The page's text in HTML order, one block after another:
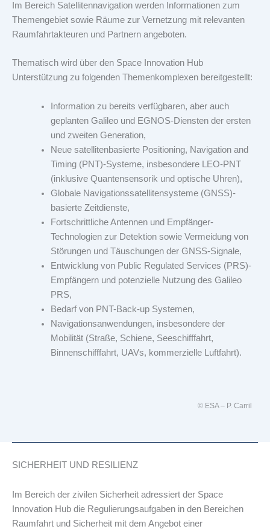
Im Bereich Satellitennavigation werden Informationen zum
Themengebiet sowie Räume zur Vernetzung mit relevanten
Raumfahrtakteuren und Partnern angeboten.
Thematisch wird über den Space Innovation Hub
Unterstützung zu folgenden Themenkomplexen bereitgestellt:
Information zu bereits verfügbaren, aber auch
geplanten Galileo und EGNOS-Diensten der ersten
und zweiten Generation,
Neue satellitenbasierte Positioning, Navigation and
Timing (PNT)-Systeme, insbesondere LEO-PNT
(inklusive Quantensensorik und optische Uhren),
Globale Navigationssatellitensysteme (GNSS)-
basierte Zeitdienste,
Fortschrittliche Antennen und Empfänger-
Technologien zur Detektion sowie Vermeidung von
Störungen und Täuschungen der GNSS-Signale,
Entwicklung von Public Regulated Services (PRS)-
Empfängern und potenzielle Nutzung des Galileo
PRS,
Bedarf von PNT-Back-up Systemen,
Navigationsanwendungen, insbesondere der
Mobilität (Straße, Schiene, Seeschifffahrt,
Binnenschifffahrt, UAVs, kommerzielle Luftfahrt).
© ESA – P. Carril
SICHERHEIT UND RESILIENZ
Im Bereich der zivilen Sicherheit adressiert der Space
Innovation Hub die Regulierungsaufgaben in den Bereichen
Raumfahrt und Sicherheit mit dem Angebot einer